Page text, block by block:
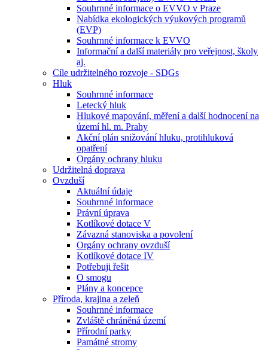
Souhrnné informace o EVVO v Praze
Nabídka ekologických výukových programů
(EVP)
Souhrnné informace k EVVO
Informační a další materiály pro veřejnost, školy
aj.
Cíle udržitelného rozvoje - SDGs
Hluk
Souhrnné informace
Letecký hluk
Hlukové mapování, měření a další hodnocení na
území hl. m. Prahy
Akční plán snižování hluku, protihluková
opatření
Orgány ochrany hluku
Udržitelná doprava
Ovzduší
Aktuální údaje
Souhrnné informace
Právní úprava
Kotlíkové dotace V
Závazná stanoviska a povolení
Orgány ochrany ovzduší
Kotlíkové dotace IV
Potřebuji řešit
O smogu
Plány a koncepce
Příroda, krajina a zeleň
Souhrnné informace
Zvláště chráněná území
Přírodní parky
Památné stromy